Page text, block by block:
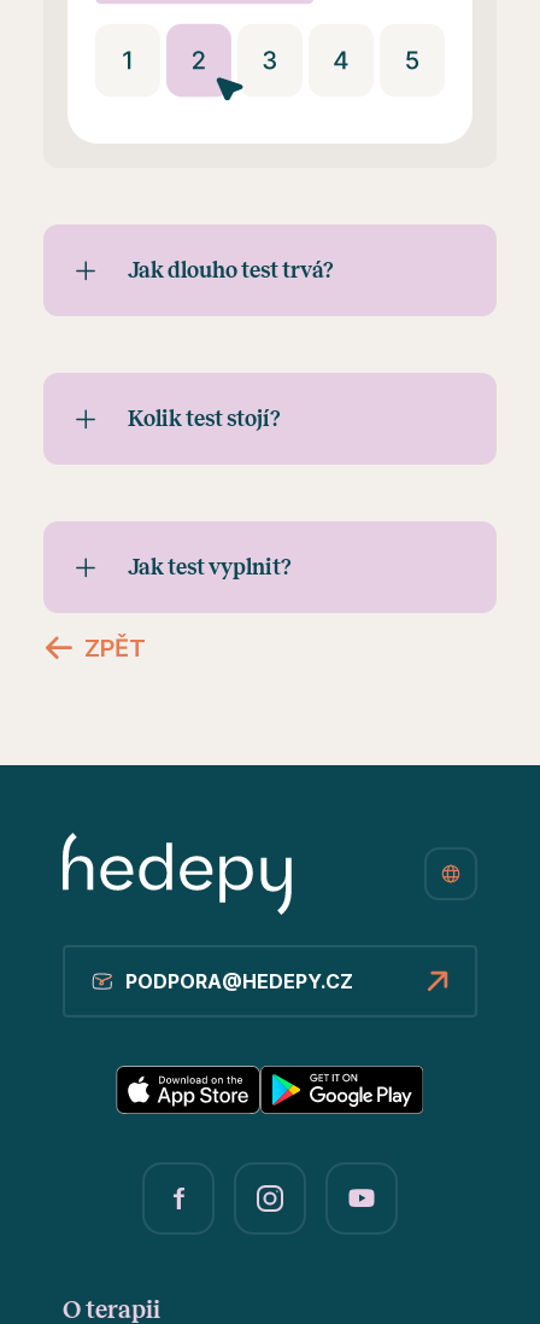
Jak dlouho test trvá?
Kolik test stojí?
Jak test vyplnit?
ZPĚT
PODPORA@HEDEPY.CZ
O terapii